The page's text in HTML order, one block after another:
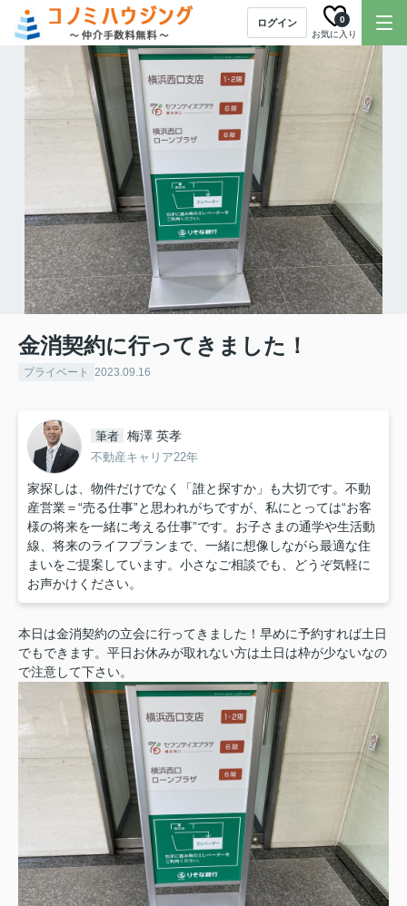
ログイン
お気に入り
0
金消契約に行ってきました！
プライベート 2023.09.16
筆者 梅澤 英孝
不動産キャリア22年
家探しは、物件だけでなく「誰と探すか」も大切です。不動
産営業＝“売る仕事”と思われがちですが、私にとっては“お客
様の将来を一緒に考える仕事”です。お子さまの通学や生活動
線、将来のライフプランまで、一緒に想像しながら最適な住
まいをご提案しています。小さなご相談でも、どうぞ気軽に
お声かけください。
本日は金消契約の立会に行ってきました！早めに予約すれば土日
でもできます。平日お休みが取れない方は土日は枠が少ないなの
で注意して下さい。